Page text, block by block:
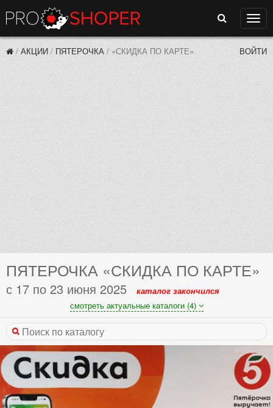
Поиск
/ АКЦИИ / ПЯТЕРОЧКА / «СКИДКА ПО КАРТЕ» ВОЙТИ
ПЯТЕРОЧКА «СКИДКА ПО КАРТЕ»
с 17 по 23 июня 2025
каталог закончился
смотреть актуальные каталоги (4)